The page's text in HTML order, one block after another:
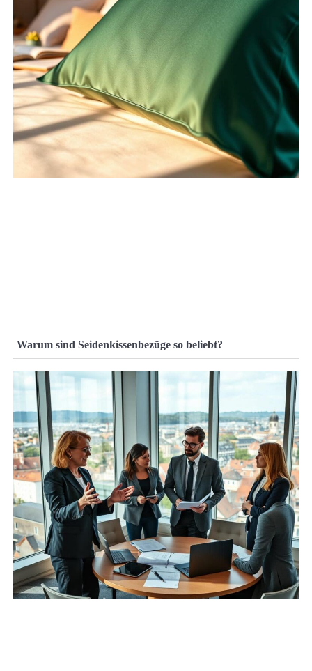
Warum sind Seidenkissenbezüge so beliebt?